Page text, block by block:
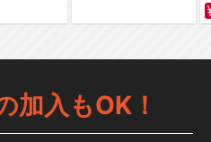
編～ カラー版
加入もOK！